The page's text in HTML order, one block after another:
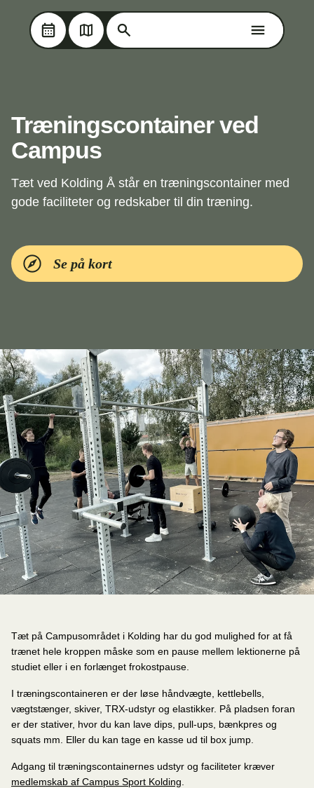
Skip til hovedindholdet
Søg på Oplev Kolding
Søg på Oplev Kolding
Træningscontainer ved
Campus
Tæt ved Kolding Å står en træningscontainer med
gode faciliteter og redskaber til din træning.
Se på kort
Tæt på Campusområdet i Kolding har du god mulighed for at få
trænet hele kroppen måske som en pause mellem lektionerne på
studiet eller i en forlænget frokostpause.
I træningscontaineren er der løse håndvægte, kettlebells,
vægtstænger, skiver, TRX-udstyr og elastikker. På pladsen foran
er der stativer, hvor du kan lave dips, pull-ups, bænkpres og
squats mm. Eller du kan tage en kasse ud til box jump.
Adgang til træningscontainernes udstyr og faciliteter kræver
medlemskab af Campus Sport Kolding